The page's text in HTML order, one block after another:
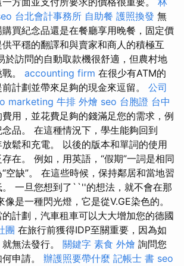
台北會計事務所 自助餐 護照換發 無
買紀念品還是在餐廳享用晚餐，固定價
平穩的翻譯和與賣家和商人的積極互
於訪問的自動取款機很舒適，但農村地
。 accounting firm 在很少有ATM的
計劃並帶來足夠的現金來逗留。 公司
marketing 牛排 外燴 seo 台胞證 台中
用，並花費足夠的錢滿足您的需求，例
品。 在這種情況下，學生能夠回到
鬆和充電。 以後的版本和單詞的使用
在。 例如，用英語，“假期”一詞是相同
空缺”。 在這些時候，保持鄰居和當地習
一旦您想到了``''的想法，就不會在那
是一種閃光燈，它是從V.GE染色的。
計劃，汽車租車可以大大增加您的德國
團 在旅行前獲得IDP至關重要，因為如
無法發行。 關鍵字 素食 外燴 詢問您
申請。 辦護照要帶什麼 記帳士 書 seo